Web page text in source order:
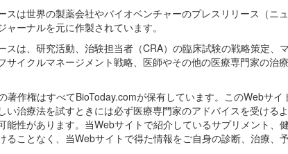
スは世界の製薬会社やバイオベンチャーのプレスリリース（
ャーナルを元に作製されています。
スは、研究活動、治験担当者（CRA）の臨床試験の戦略策定
サイクルマネージメント戦略、医師やその他の医療専門家の
著作権はすべてBioToday.comが保有しています。このWebサ
い治療法を試すときには必ず医療専門家のアドバイスを受け
能性があります。当Webサイトで紹介しているサプリメント
ることなく、当Webサイトで得た情報をご自身の診断、治療